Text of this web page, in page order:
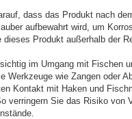
dass das Produkt nach
aufbewahrt wird, um
dieses Produkt außerhalb der
im Umgang mit Fischen
Werkzeuge wie Zangen oder
Kontakt mit Haken und
verringern Sie das Risiko von